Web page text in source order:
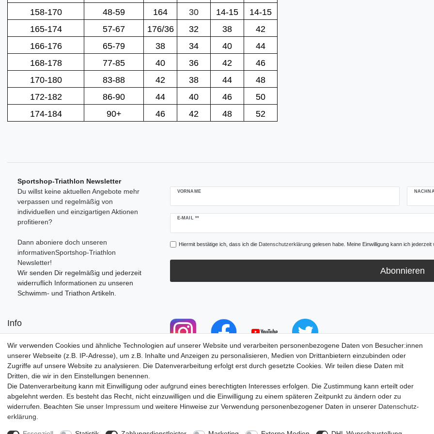
158-170 48-59 164 30 14-15
14-15
165-174
57-67 176/36 32 38
42
166-176
65-79 38 34 40
44
168-178
77-85 40 36 42
46
170-180
83-88 42 38 44
48
172-182
86-90 44 40 46
50
174-184
90+ 46 42 48 52
Sportshop-Triathlon Newsletter
Du willst keine aktuellen Angebote mehr
verpassen und regelmäßig von
individuellen und einzigartigen Aktionen
profitieren?
Dann aboniere doch unseren
informativenSportshop-Triathlon
Newsletter!
Wir senden Dir regelmäßig und jederzeit
widerruflich Informationen zu unseren
Schwimm- und Triathon Artikeln.
VORNAME
E-MAIL **
Newsletter
Hiermit bestätige ich, dass ich die Daten­schutz­erklärunggelesen habe. Meine Einwilligung kann ich jederzeit
Abonnieren
Info
Retourenportal
Anfahrt/Öffnungszeiten
Versandkosten
Zu unserem Blog
Wir verwenden Cookies und ähnliche Technologien auf unserer Website und verarbeiten personenbezogene Daten von Besucher:innen
unserer Webseite (z.B. IP-Adresse), um z.B. Inhalte und Anzeigen zu personalisieren, Medien von Drittanbietern einzubinden oder
Zugriffe auf unsere Website zu analysieren. Die Datenverarbeitung erfolgt erst durch gesetzte Cookies. Wir teilen diese Daten mit
Dritten, die wir in den Einstellungen benennen.
Die Datenverarbeitung kann mit Einwilligung oder aufgrund eines berechtigten Interesses erfolgen. Die Zustimmung kann erteilt oder
abgelehnt werden. Es besteht das Recht, nicht einzuwilligen und die Einwilligung zu einem späteren Zeitpunkt zu ändern oder zu
widerrufen. Beachten Sie unser Impressum und weitere Hinweise zur Verwendung personenbezogener Daten in unserer Daten­schutz­
erklärung